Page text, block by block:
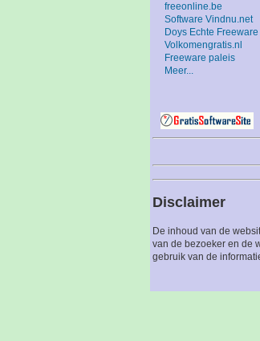
freeonline.be
Software Vindnu.net
Doys Echte Freeware
Volkomengratis.nl
Freeware paleis
Meer...
Disclaimer
De inhoud van de
van de bezoeker en de
gebruik van de